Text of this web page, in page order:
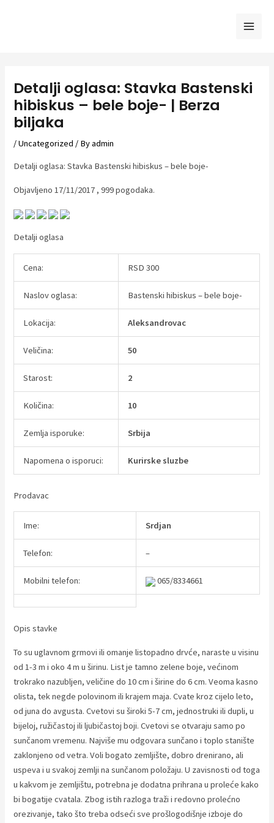
Detalji oglasa: Stavka Bastenski
hibiskus – bele boje- | Berza
biljaka
/Uncategorized / Byadmin
Detalji oglasa: Stavka Bastenski hibiskus – bele boje-
Objavljeno 17/11/2017 , 999 pogodaka.
Detalji oglasa
Cena: RSD 300
Naslov oglasa: Bastenski hibiskus – bele boje-
Lokacija: Aleksandrovac
Veličina: 50
Starost: 2
Količina: 10
Zemlja isporuke: Srbija
Napomena o isporuci: Kurirske sluzbe
Prodavac
Ime: Srdjan
Telefon: –
Mobilni telefon: 065/8334661
Opis stavke
To su uglavnom grmovi ili omanje listopadno drvće, naraste u visinu
od 1-3 m i oko 4 m u širinu. List je tamno zelene boje, većinom
trokrako nazubljen, veličine do 10 cm i širine do 6 cm. Veoma kasno
olista, tek negde polovinom ili krajem maja. Cvate kroz cijelo leto,
od juna do avgusta. Cvetovi su široki 5-7 cm, jednostruki ili dupli, u
bijeloj, ružičastoj ili ljubičastoj boji. Cvetovi se otvaraju samo po
sunčanom vremenu. Najviše mu odgovara sunčano i toplo stanište
zaklonjeno od vetra. Voli bogato zemljište, dobro drenirano, ali
uspeva i u svakoj zemlji na sunčanom položaju. U zavisnosti od toga
u kakvom je zemljištu, potrebna je dodatna prihrana u proleće kako
bi bogatije cvatala. Zbog istih razloga traži i redovno prolećno
orezivanje, tako što treba odseći sve prošlogodišnje izboje do